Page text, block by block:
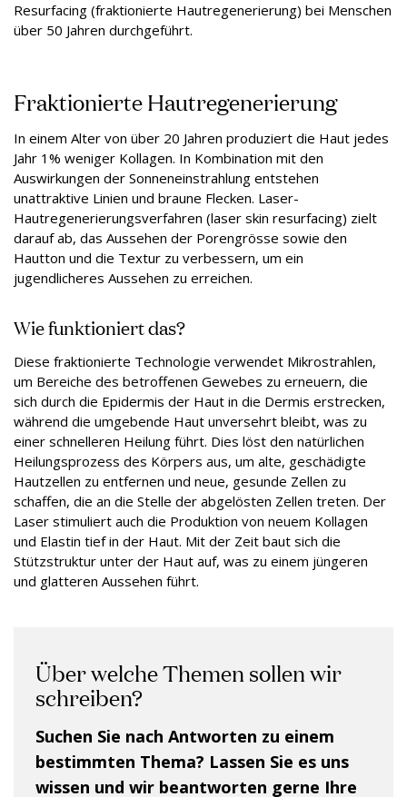
Resurfacing (fraktionierte Hautregenerierung) bei Menschen
über 50 Jahren durchgeführt.
Fraktionierte Hautregenerierung
In einem Alter von über 20 Jahren produziert die Haut jedes
Jahr 1% weniger Kollagen. In Kombination mit den
Auswirkungen der Sonneneinstrahlung entstehen
unattraktive Linien und braune Flecken. Laser-
Hautregenerierungsverfahren (laser skin resurfacing) zielt
darauf ab, das Aussehen der Porengrösse sowie den
Hautton und die Textur zu verbessern, um ein
jugendlicheres Aussehen zu erreichen.
Wie funktioniert das?
Diese fraktionierte Technologie verwendet Mikrostrahlen,
um Bereiche des betroffenen Gewebes zu erneuern, die
sich durch die Epidermis der Haut in die Dermis erstrecken,
während die umgebende Haut unversehrt bleibt, was zu
einer schnelleren Heilung führt. Dies löst den natürlichen
Heilungsprozess des Körpers aus, um alte, geschädigte
Hautzellen zu entfernen und neue, gesunde Zellen zu
schaffen, die an die Stelle der abgelösten Zellen treten. Der
Laser stimuliert auch die Produktion von neuem Kollagen
und Elastin tief in der Haut. Mit der Zeit baut sich die
Stützstruktur unter der Haut auf, was zu einem jüngeren
und glatteren Aussehen führt.
Über welche Themen sollen wir
schreiben?
Suchen Sie nach Antworten zu einem
bestimmten Thema? Lassen Sie es uns
wissen und wir beantworten gerne Ihre